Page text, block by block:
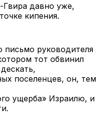
Гвира давно уже,
кипения.
письмо руководителя
тот обвинил
поселенцев, он, тем
ущерба» Израилю, и